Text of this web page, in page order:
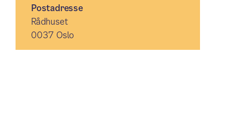
Postadresse
Rådhuset
0037 Oslo